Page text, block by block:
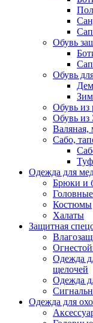
Обувь
Обувь
Обувь
Обувь
Валяная,
Сабо,
Одежда для
Брюки и
Костюмы
Халаты
Защитная
Одежда
щелочей
Одежда
Одежда для